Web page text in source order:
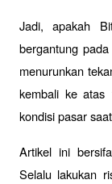
Jadi, apakah
bergantung
menurunkan
kembali ke atas
kondisi pasar
Artikel ini
Selalu lakukan